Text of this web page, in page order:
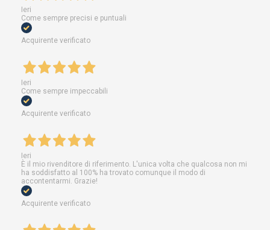
Ieri
Come sempre precisi e puntuali
Acquirente verificato
Ieri
Come sempre impeccabili
Acquirente verificato
Ieri
È il mio rivenditore di riferimento. L'unica volta che qualcosa non mi
ha soddisfatto al 100% ha trovato comunque il modo di
accontentarmi. Grazie!
Acquirente verificato